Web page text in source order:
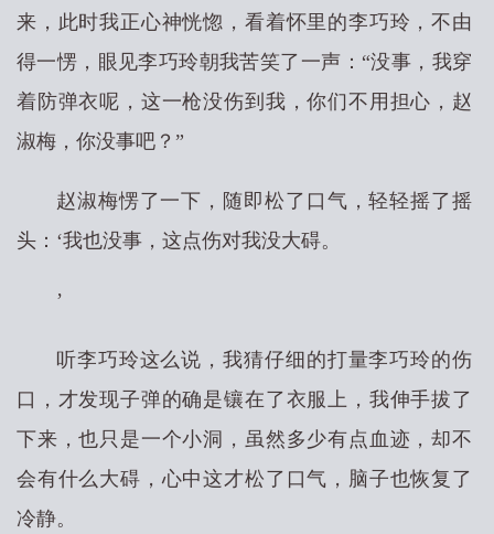
来，此时我正心神恍惚，看着怀里的李巧玲，不由
得一愣，眼见李巧玲朝我苦笑了一声：“没事，我穿
着防弹衣呢，这一枪没伤到我，你们不用担心，赵
淑梅，你没事吧？”
赵淑梅愣了一下，随即松了口气，轻轻摇了摇
头：‘我也没事，这点伤对我没大碍。
’
听李巧玲这么说，我猜仔细的打量李巧玲的伤
口，才发现子弹的确是镶在了衣服上，我伸手拔了
下来，也只是一个小洞，虽然多少有点血迹，却不
会有什么大碍，心中这才松了口气，脑子也恢复了
冷静。